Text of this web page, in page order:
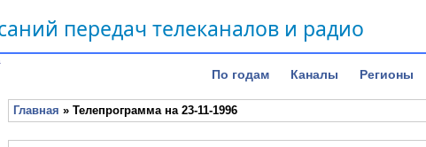
передач телеканалов и радио
По годам Каналы Регионы
Главная » Телепрограмма на 23-11-1996